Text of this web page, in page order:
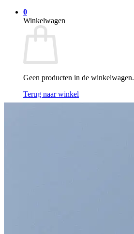
0
Winkelwagen
Geen producten in de winkelwagen.
Terug naar winkel